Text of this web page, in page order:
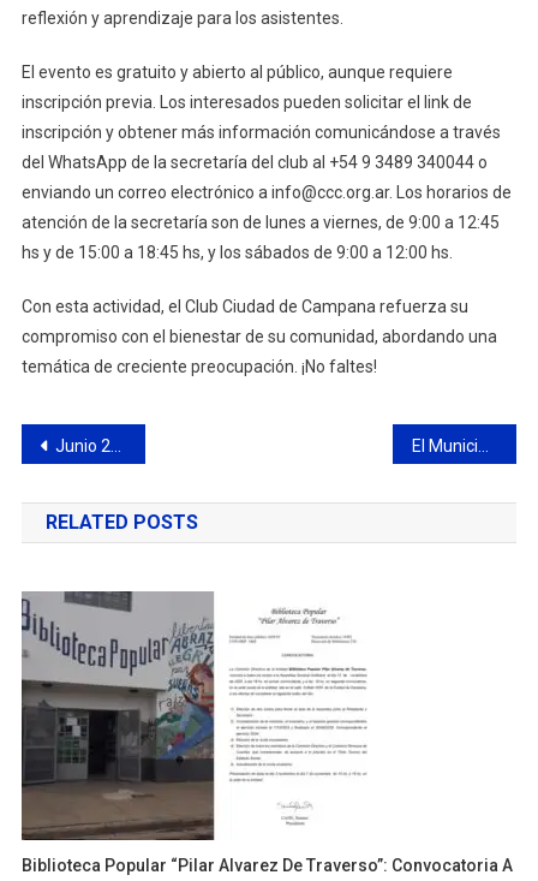
reflexión y aprendizaje para los asistentes.
El evento es gratuito y abierto al público, aunque requiere
inscripción previa. Los interesados pueden solicitar el link de
inscripción y obtener más información comunicándose a través
del WhatsApp de la secretaría del club al +54 9 3489 340044 o
enviando un correo electrónico a info@ccc.org.ar. Los horarios de
atención de la secretaría son de lunes a viernes, de 9:00 a 12:45
hs y de 15:00 a 18:45 hs, y los sábados de 9:00 a 12:00 hs.
Con esta actividad, el Club Ciudad de Campana refuerza su
compromiso con el bienestar de su comunidad, abordando una
temática de creciente preocupación. ¡No faltes!
Navegación
de
entradas
Junio 2024: caídas en producción y ventas locales de la Industria Química y Petroquímica El Municipio retira cables y carteles de la vía pública para reducir la contaminación visual
RELATED POSTS
Biblioteca Popular “Pilar Alvarez De Traverso”: Convocatoria A